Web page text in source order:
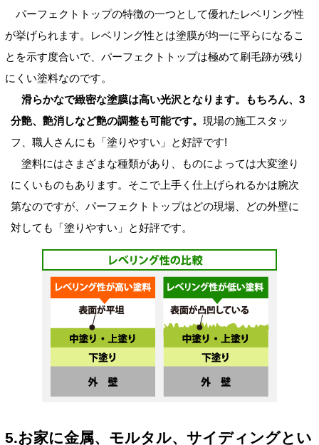
パーフェクトトップの特徴の一つとして優れたレベリング性
が挙げられます。レベリング性とは塗膜が均一に平らになるこ
とを示す度合いで、パーフェクトトップは極めて刷毛跡が残り
にくい塗料なのです。
滑らかなで緻密な塗膜は高い光沢となります。もちろん、3
分艶、艶消しなど艶の調整も可能です。 現場の施工スタッ
フ、職人さんにも「塗りやすい」と好評です!
塗料にはさまざまな種類があり、ものによっては大変塗り
にくいものもあります。そこで上手く仕上げられるかは腕次
第なのですが、パーフェクトトップはどの現場、どの外壁に
対しても「塗りやすい」と好評です。
5.お家に金属、モルタル、サイディングとい